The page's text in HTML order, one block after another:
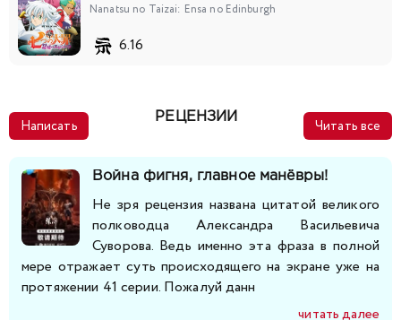
Nanatsu no Taizai: Ensa no Edinburgh
6.16
Написать
РЕЦЕНЗИИ
Читать все
Война фигня, главное манёвры!
Не зря рецензия названа цитатой великого
полководца Александра Васильевича
Суворова. Ведь именно эта фраза в полной
мере отражает суть происходящего на экране уже на
протяжении 41 серии. Пожалуй данн
читать далее